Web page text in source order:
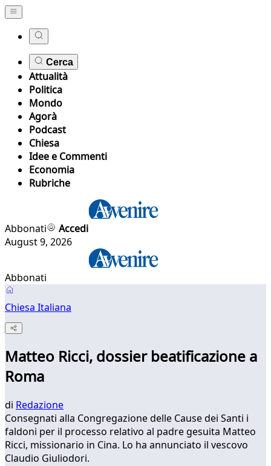
Cerca
Attualità
Politica
Mondo
Agorà
Podcast
Chiesa
Idee e Commenti
Economia
Rubriche
Abbonati
Accedi
August 9, 2026
Abbonati
Chiesa Italiana
Matteo Ricci, dossier beatificazione a
Roma
di Redazione
​Consegnati alla Congregazione delle Cause dei Santi i
faldoni per il processo relativo al padre gesuita Matteo
Ricci, missionario in Cina. Lo ha annunciato il vescovo
Claudio Giuliodori.